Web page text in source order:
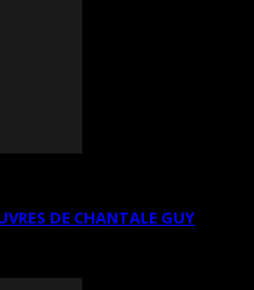
DE CHANTALE GUY